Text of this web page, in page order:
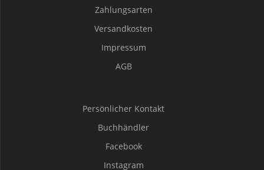
Zahlungsarten
Versandkosten
Impressum
AGB
Persönlicher Kontakt
Buchhändler
Facebook
Instagram